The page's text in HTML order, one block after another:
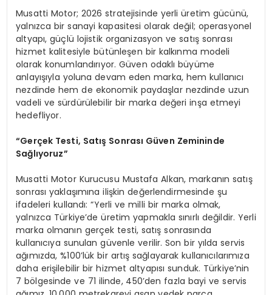
Musatti Motor; 2026 stratejisinde yerli üretim gücünü,
yalnızca bir sanayi kapasitesi olarak değil; operasyonel
altyapı, güçlü lojistik organizasyon ve satış sonrası
hizmet kalitesiyle bütünleşen bir kalkınma modeli
olarak konumlandırıyor. Güven odaklı büyüme
anlayışıyla yoluna devam eden marka, hem kullanıcı
nezdinde hem de ekonomik paydaşlar nezdinde uzun
vadeli ve sürdürülebilir bir marka değeri inşa etmeyi
hedefliyor.
“Gerçek Testi, Satış Sonrası Güven Zemininde
Sağlıyoruz”
Musatti Motor Kurucusu Mustafa Alkan, markanın satış
sonrası yaklaşımına ilişkin değerlendirmesinde şu
ifadeleri kullandı: “Yerli ve milli bir marka olmak,
yalnızca Türkiye’de üretim yapmakla sınırlı değildir. Yerli
marka olmanın gerçek testi, satış sonrasında
kullanıcıya sunulan güvenle verilir. Son bir yılda servis
ağımızda, %100’lük bir artış sağlayarak kullanıcılarımıza
daha erişilebilir bir hizmet altyapısı sunduk. Türkiye’nin
7 bölgesinde ve 71 ilinde, 450’den fazla bayi ve servis